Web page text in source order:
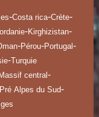
-Costa rica-Crète-
-Kirghizistan-
-Pérou-Portugal-
-Turquie
central-
Pré Alpes du Sud-